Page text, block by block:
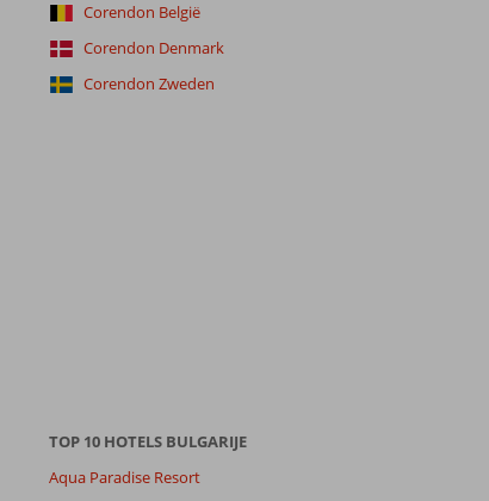
Corendon België
Corendon Denmark
Corendon Zweden
TOP 10 HOTELS BULGARIJE
Aqua Paradise Resort